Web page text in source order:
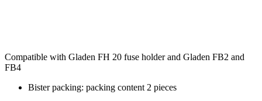
Compatible with Gladen FH 20 fuse holder and Gladen FB2 and
FB4
Bister packing: packing content 2 pieces